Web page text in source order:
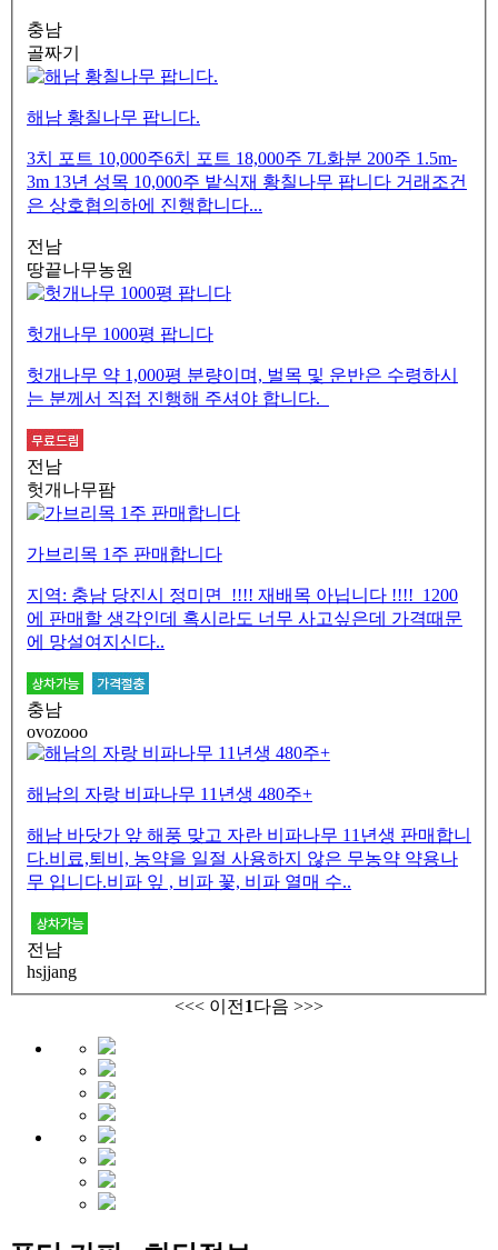
충남
골짜기
해남 황칠나무 팝니다.
3치 포트 10,000주6치 포트 18,000주 7L화분 200주 1.5m-
3m 13년 성목 10,000주 밭식재 황칠나무 팝니다 거래조건
은 상호협의하에 진행합니다...
전남
땅끝나무농원
헛개나무 1000평 팝니다
헛개나무 약 1,000평 분량이며, 벌목 및 운반은 수령하시
는 분께서 직접 진행해 주셔야 합니다.
전남
헛개나무팜
가브리목 1주 판매합니다
지역: 충남 당진시 정미면 !!!! 재배목 아닙니다 !!!! 1200
에 판매할 생각인데 혹시라도 너무 사고싶은데 가격때문
에 망설여지신다..
충남
ovozooo
해남의 자랑 비파나무 11년생 480주+
해남 바닷가 앞 해풍 맞고 자란 비파나무 11년생 판매합니
다.비료,퇴비, 농약을 일절 사용하지 않은 무농약 약용나
무 입니다.비파 잎 , 비파 꽃, 비파 열매 수..
전남
hsjjang
<<< 이전 1다음 >>>